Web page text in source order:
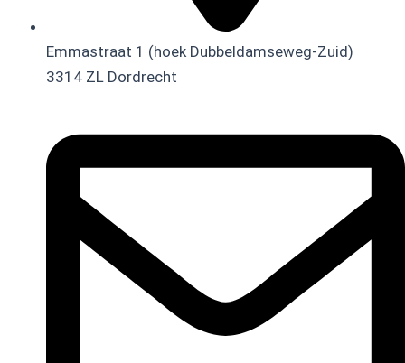
Emmastraat 1 (hoek Dubbeldamseweg-Zuid)
3314 ZL Dordrecht